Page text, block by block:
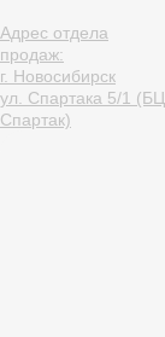
Адрес отдела
продаж:
г. Новосибирск
ул. Спартака 5/1 (БЦ
Спартак)